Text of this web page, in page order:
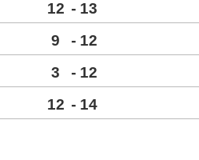
12 - 13
9 - 12
3 - 12
12 - 14